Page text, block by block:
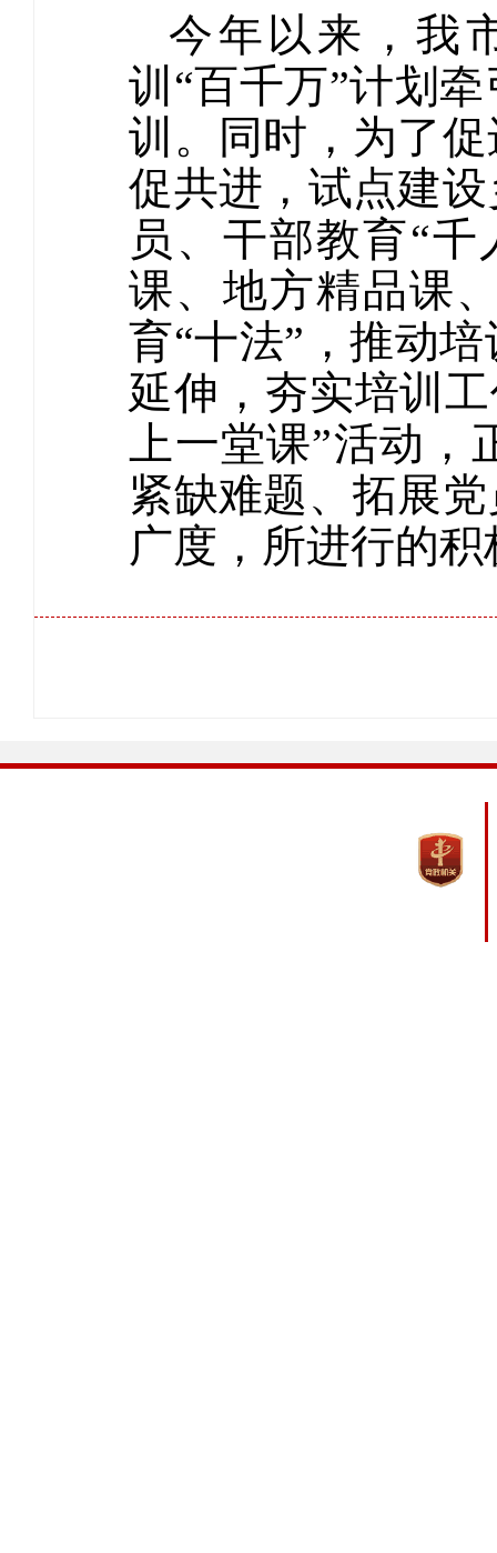
今年以来，我
训“百千万”计划
训。同时，为了
促共进，试点建
员、干部教育“
课、地方精品课
育“十法”，推动
延伸，夯实培训
上一堂课”活动，
紧缺难题、拓展
广度，所进行的